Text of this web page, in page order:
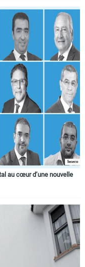
au cœur d’une nouvelle